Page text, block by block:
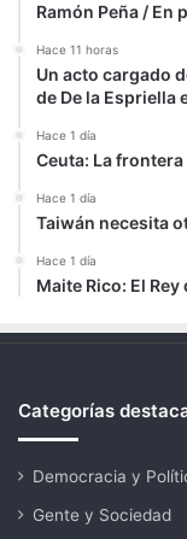
Ramón Peña / En
Hace 11 horas
Un acto cargado
de De la Espriella
Hace 1 día
Ceuta: La
Hace 1 día
Taiwán necesita
Hace 1 día
Maite Rico: El
Categorías
Democracia y
Gente y Sociedad